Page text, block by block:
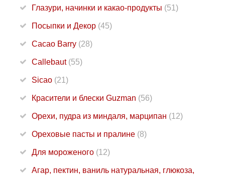
Глазури, начинки и какао-продукты (51)
Посыпки и Декор (45)
Cacao Barry (28)
Callebaut (55)
Sicao (21)
Красители и блески Guzman (56)
Орехи, пудра из миндаля, марципан (12)
Ореховые пасты и пралине (8)
Для мороженого (12)
Агар, пектин, ваниль натуральная, глюкоза,